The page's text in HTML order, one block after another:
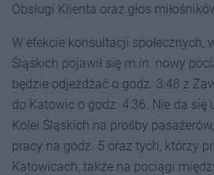
Obsługi Klienta oraz głos
W efekcie konsultacji społecznych,
Śląskich pojawił się m.in. nowy
będzie odjeżdżać o godz. 3:48 z
do Katowic o godz. 4:36. Nie da się
Kolei Śląskich na prośby
pracy na godz. 5 oraz tych, którzy
Katowicach, także na pociągi